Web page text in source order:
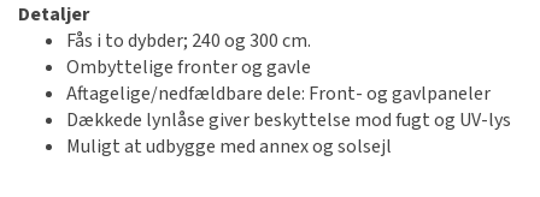
Detaljer
Fås i to dybder; 240 og 300 cm.
Ombyttelige fronter og gavle
Aftagelige/nedfældbare dele: Front- og gavlpaneler
Dækkede lynlåse giver beskyttelse mod fugt og UV-lys
Muligt at udbygge med annex og solsejl